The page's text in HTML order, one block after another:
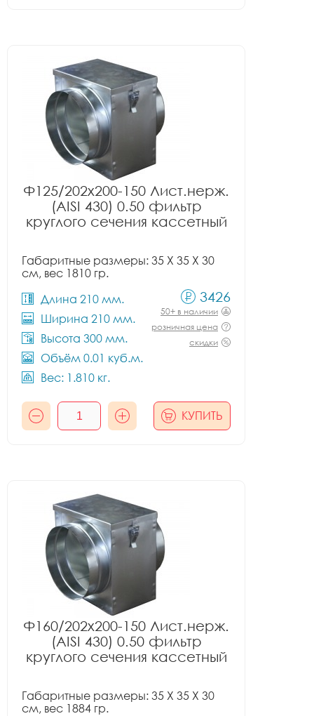
Ф125/202x200-150 Лист.нерж.
(AISI 430) 0.50 фильтр
круглого сечения кассетный
Габаритные размеры: 35 X 35 X 30
см, вес 1810 гр.
Длина 210 мм.
Ширина 210 мм.
Высота 300 мм.
Объём 0.01 куб.м.
Вес: 1.810 кг.
3426
50+ в наличии
розничная цена
скидки
КУПИТЬ
Ф160/202x200-150 Лист.нерж.
(AISI 430) 0.50 фильтр
круглого сечения кассетный
Габаритные размеры: 35 X 35 X 30
см, вес 1884 гр.